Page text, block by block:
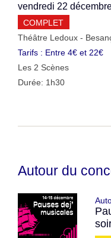
vendredi 22
COMPLET
Théâtre Ledoux -
Tarifs : Entre 4€ et 22€
Les 2 Scènes
Durée: 1h30
Autour du